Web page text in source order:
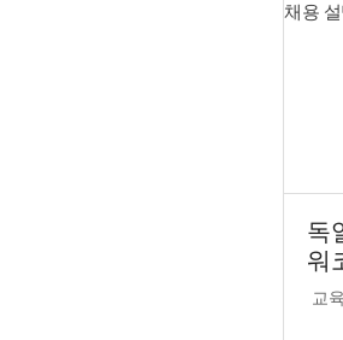
독
워
회
교